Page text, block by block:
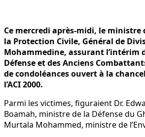
Ce mercredi après-midi, le ministre
la Protection Civile, Général de
Mohammedine, assurant l’intérim
Défense et des Anciens
de condoléances ouvert à la
l’ACI 2000.
Parmi les victimes, figuraient Dr.
Boamah, ministre de la Défense du
Murtala Mohammed, ministre de